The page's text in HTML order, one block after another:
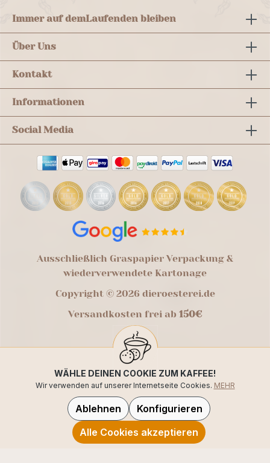
Immer auf demLaufenden bleiben
Über Uns
Kontakt
Informationen
Social Media
Ausschließlich Graspapier Verpackung &
wiederverwendete Kartonage
Copyright © 2026 dieroesterei.de
Versandkosten frei ab 150€
WÄHLE DEINEN COOKIE ZUM KAFFEE!
Wir verwenden auf unserer Internetseite Cookies. MEHR
Ablehnen
Konfigurieren
Alle Cookies akzeptieren